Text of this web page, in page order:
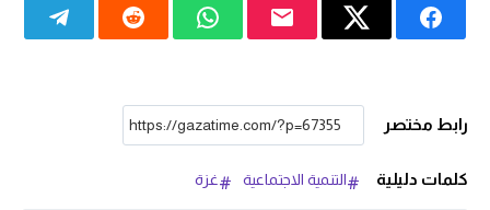
رابط مختصر
كلمات دليلية التنمية الاجتماعية غزة